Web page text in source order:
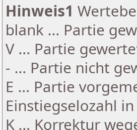
Hinweis1
blank ... Partie
V ... Partie
- ... Partie nicht
E ... Partie
Einstiegselozahl
K ... Korrektur